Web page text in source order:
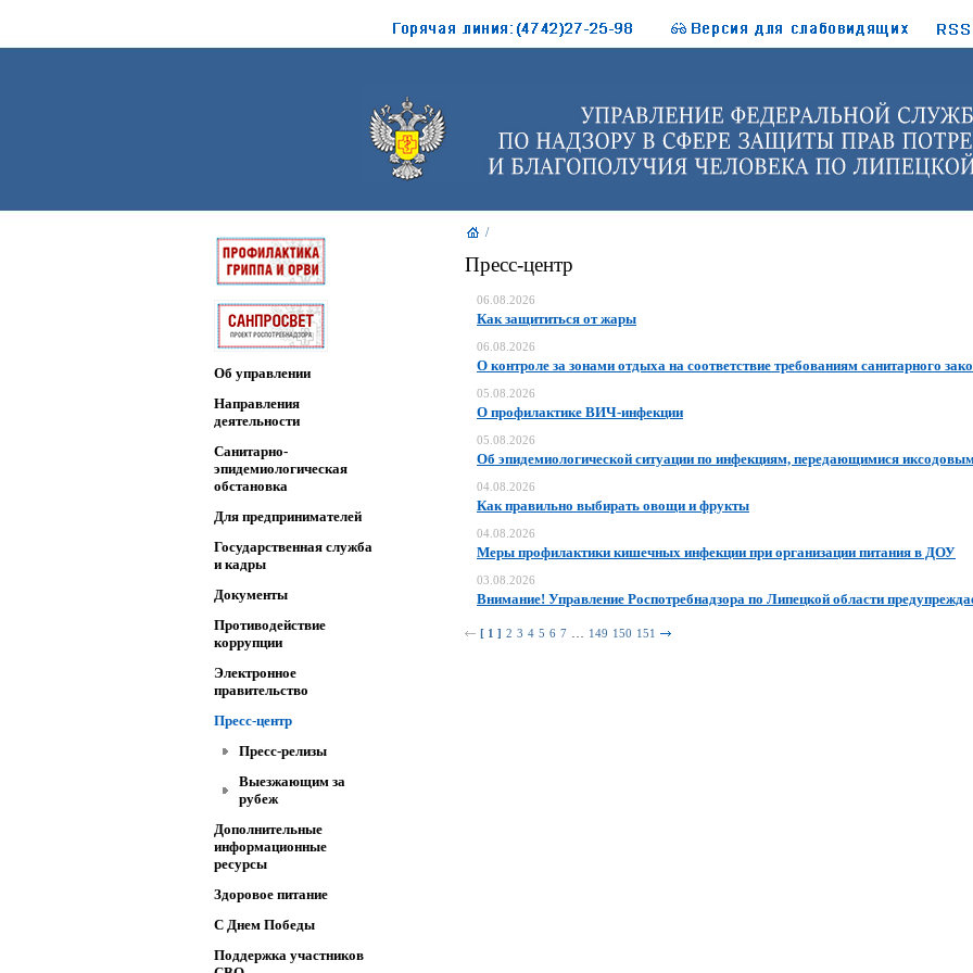
Об управлении
Направления
деятельности
Санитарно-
эпидемиологическая
обстановка
Для предпринимателей
Государственная служба
и кадры
Документы
Противодействие
коррупции
Электронное
правительство
Пресс-центр
Пресс-релизы
Выезжающим за
рубеж
Дополнительные
информационные
ресурсы
Здоровое питание
C Днем Победы
Поддержка участников
/
Пресс-центр
06.08.2026
Как защититься от жары
06.08.2026
О контроле за зонами отдыха на соответствие требованиям санитарного
05.08.2026
О профилактике ВИЧ-инфекции
05.08.2026
Об эпидемиологической ситуации по инфекциям, передающимися
04.08.2026
Как правильно выбирать овощи и фрукты
04.08.2026
Меры профилактики кишечных инфекции при организации питания в ДОУ
03.08.2026
Внимание! Управление Роспотребнадзора по Липецкой области
[ 1 ] 2 3 4 5 6 7 … 149 150 151